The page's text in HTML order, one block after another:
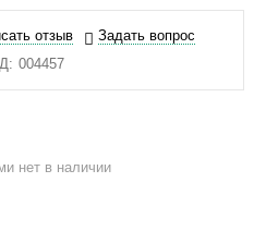
отзыв
Задать вопрос
004457
нет в наличии